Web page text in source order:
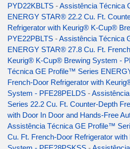
PYD22KBLTS -Assistência Técnica
ENERGY STAR® 22.2 Cu. Ft.
Refrigerator with Keurig® K-Cup®
PYE22PBLTS -Assistência Técnica
ENERGY STAR® 27.8 Cu. Ft.
Keurig® K-Cup® Brewing System -
Técnica GE Profile™ Series
French-Door Refrigerator with
System - PFE28PELDS -
Series 22.2 Cu. Ft. Counter-Depth
with Door In Door and Hands-Free
Assistência Técnica GE Profile™
Cu. Ft. French-Door Refrigerator